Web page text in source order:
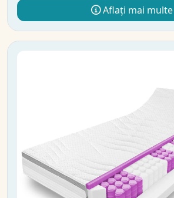
Aflați mai multe